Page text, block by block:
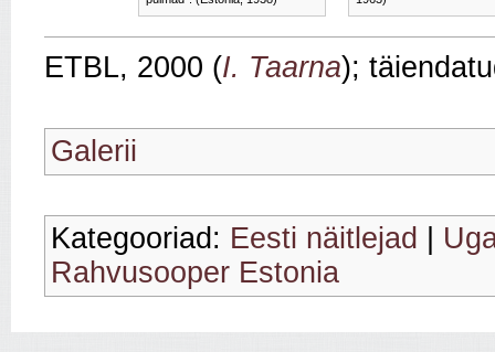
ETBL, 2000 (I. Taarna);
Galerii
Kategooriad: Eesti näitlejad
Rahvusooper Estonia